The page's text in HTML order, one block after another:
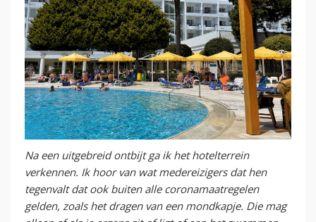
Na een uitgebreid ontbijt ga ik het hotelterrein
verkennen. Ik hoor van wat medereizigers dat hen
tegenvalt dat ook buiten alle coronamaatregelen
gelden, zoals het dragen van een mondkapje. Die mag